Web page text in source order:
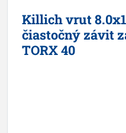
Killich vrut
čiastočný závit
TORX 40